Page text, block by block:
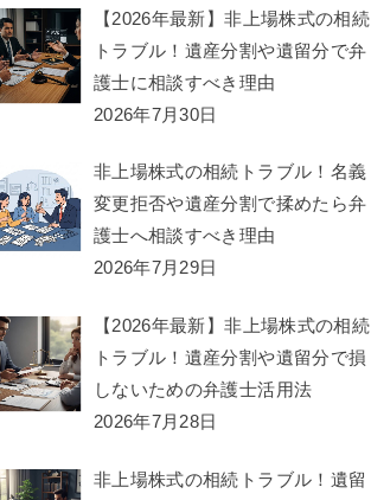
【2026年最新】非上場株式の相続
トラブル！遺産分割や遺留分で弁
護士に相談すべき理由
2026年7月30日
非上場株式の相続トラブル！名義
変更拒否や遺産分割で揉めたら弁
護士へ相談すべき理由
2026年7月29日
【2026年最新】非上場株式の相続
トラブル！遺産分割や遺留分で損
しないための弁護士活用法
2026年7月28日
非上場株式の相続トラブル！遺留